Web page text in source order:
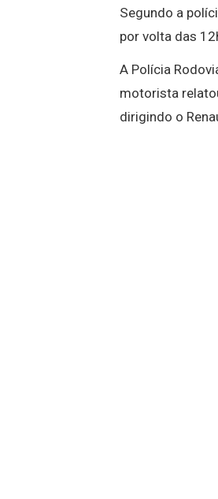
Segundo a
por volta das
A Polícia
motorista
dirigindo o